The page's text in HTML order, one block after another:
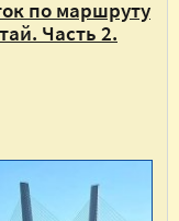
по маршруту
Часть 2.